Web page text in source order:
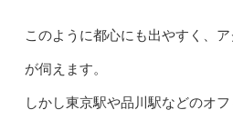
このように都心にも出やすく、
が伺えます。
しかし東京駅や品川駅などのオ